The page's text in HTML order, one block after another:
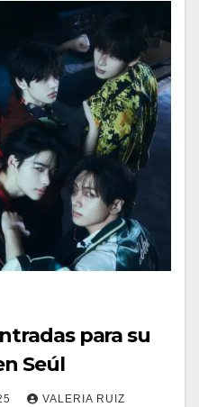
para su
Seúl
VALERIA RUIZ